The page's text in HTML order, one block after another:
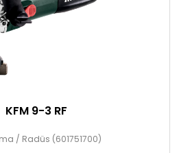
KFM 9-3 RF
/ Radüs (601751700)